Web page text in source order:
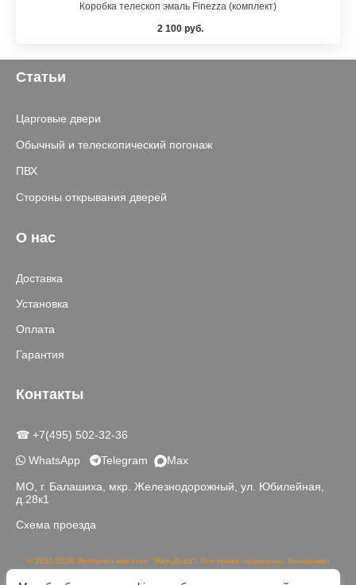
Коробка телескоп эмаль Finezza (комплект)
2 100 руб.
Статьи
Царговые двери
Обычный и телескопический погонаж
ПВХ
Стороны открывания дверей
О нас
Доставка
Установка
Оплата
Гарантия
Контакты
☎ +7(495) 502-32-36
WhatsApp
Telegram Max
МО, г. Балашиха, мкр. Железнодорожный, ул. Юбилейная,
д.28к1
Схема проезда
© 2011-2026 Интернет-магазин "Жел-Дорз". Все права защищены. Внимание!